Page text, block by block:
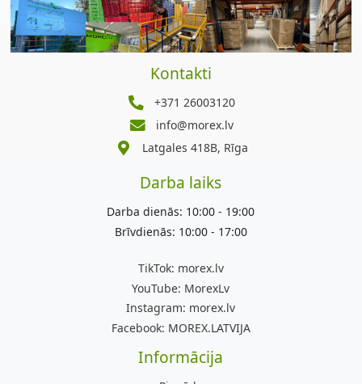
Kontakti
+371 26003120
info@morex.lv
Latgales 418B, Rīga
Darba laiks
Darba dienās: 10:00 - 19:00
Brīvdienās: 10:00 - 17:00
TikTok: morex.lv
YouTube: MorexLv
Instagram: morex.lv
Facebook: MOREX.LATVIJA
Informācija